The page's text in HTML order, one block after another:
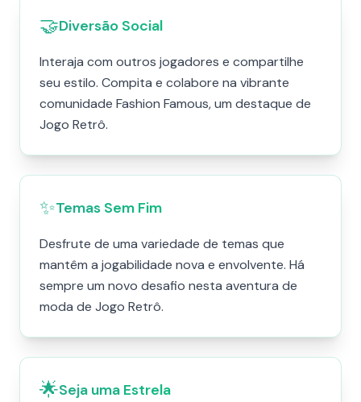
🤝Diversão Social
Interaja com outros jogadores e compartilhe
seu estilo. Compita e colabore na vibrante
comunidade Fashion Famous, um destaque de
Jogo Retrô.
✨Temas Sem Fim
Desfrute de uma variedade de temas que
mantêm a jogabilidade nova e envolvente. Há
sempre um novo desafio nesta aventura de
moda de Jogo Retrô.
🌟Seja uma Estrela